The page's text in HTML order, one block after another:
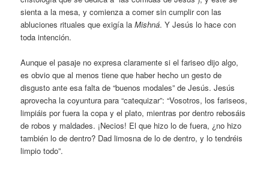
sienta a la mesa, y comienza a comer sin cumplir con las
abluciones rituales que exigía laMishná. Y Jesús lo hace con
toda intención.
Aunque el pasaje no expresa claramente si el fariseo dijo algo,
es obvio que al menos tiene que haber hecho un gesto de
disgusto ante esa falta de “buenos modales” de Jesús. Jesús
aprovecha la coyuntura para “catequizar”: “Vosotros, los fariseos,
limpiáis por fuera la copa y el plato, mientras por dentro rebosáis
de robos y maldades. ¡Necios! El que hizo lo de fuera, ¿no hizo
también lo de dentro? Dad limosna de lo de dentro, y lo tendréis
limpio todo”.